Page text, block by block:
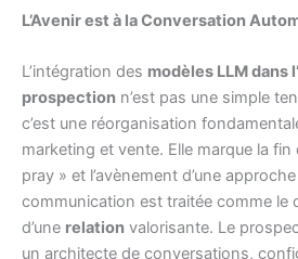
L’Avenir est à la Conversation
L’intégration des modèles LLM dans
prospection n’est pas une simple
c’est une réorganisation
marketing et vente. Elle marque la fin
pray » et l’avènement d’une
communication est traitée comme le
d’une relation valorisante. Le
un architecte de conversations,